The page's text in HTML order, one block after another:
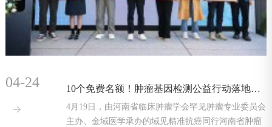
04-24

10个免费名额！肿瘤基因检测公益行动落地我院，助力精准抗癌
4月19日，由河南省临床肿瘤学会罕见肿瘤专业委员会
主办、金域医学承办的域见精准抗癌同行河南省肿瘤